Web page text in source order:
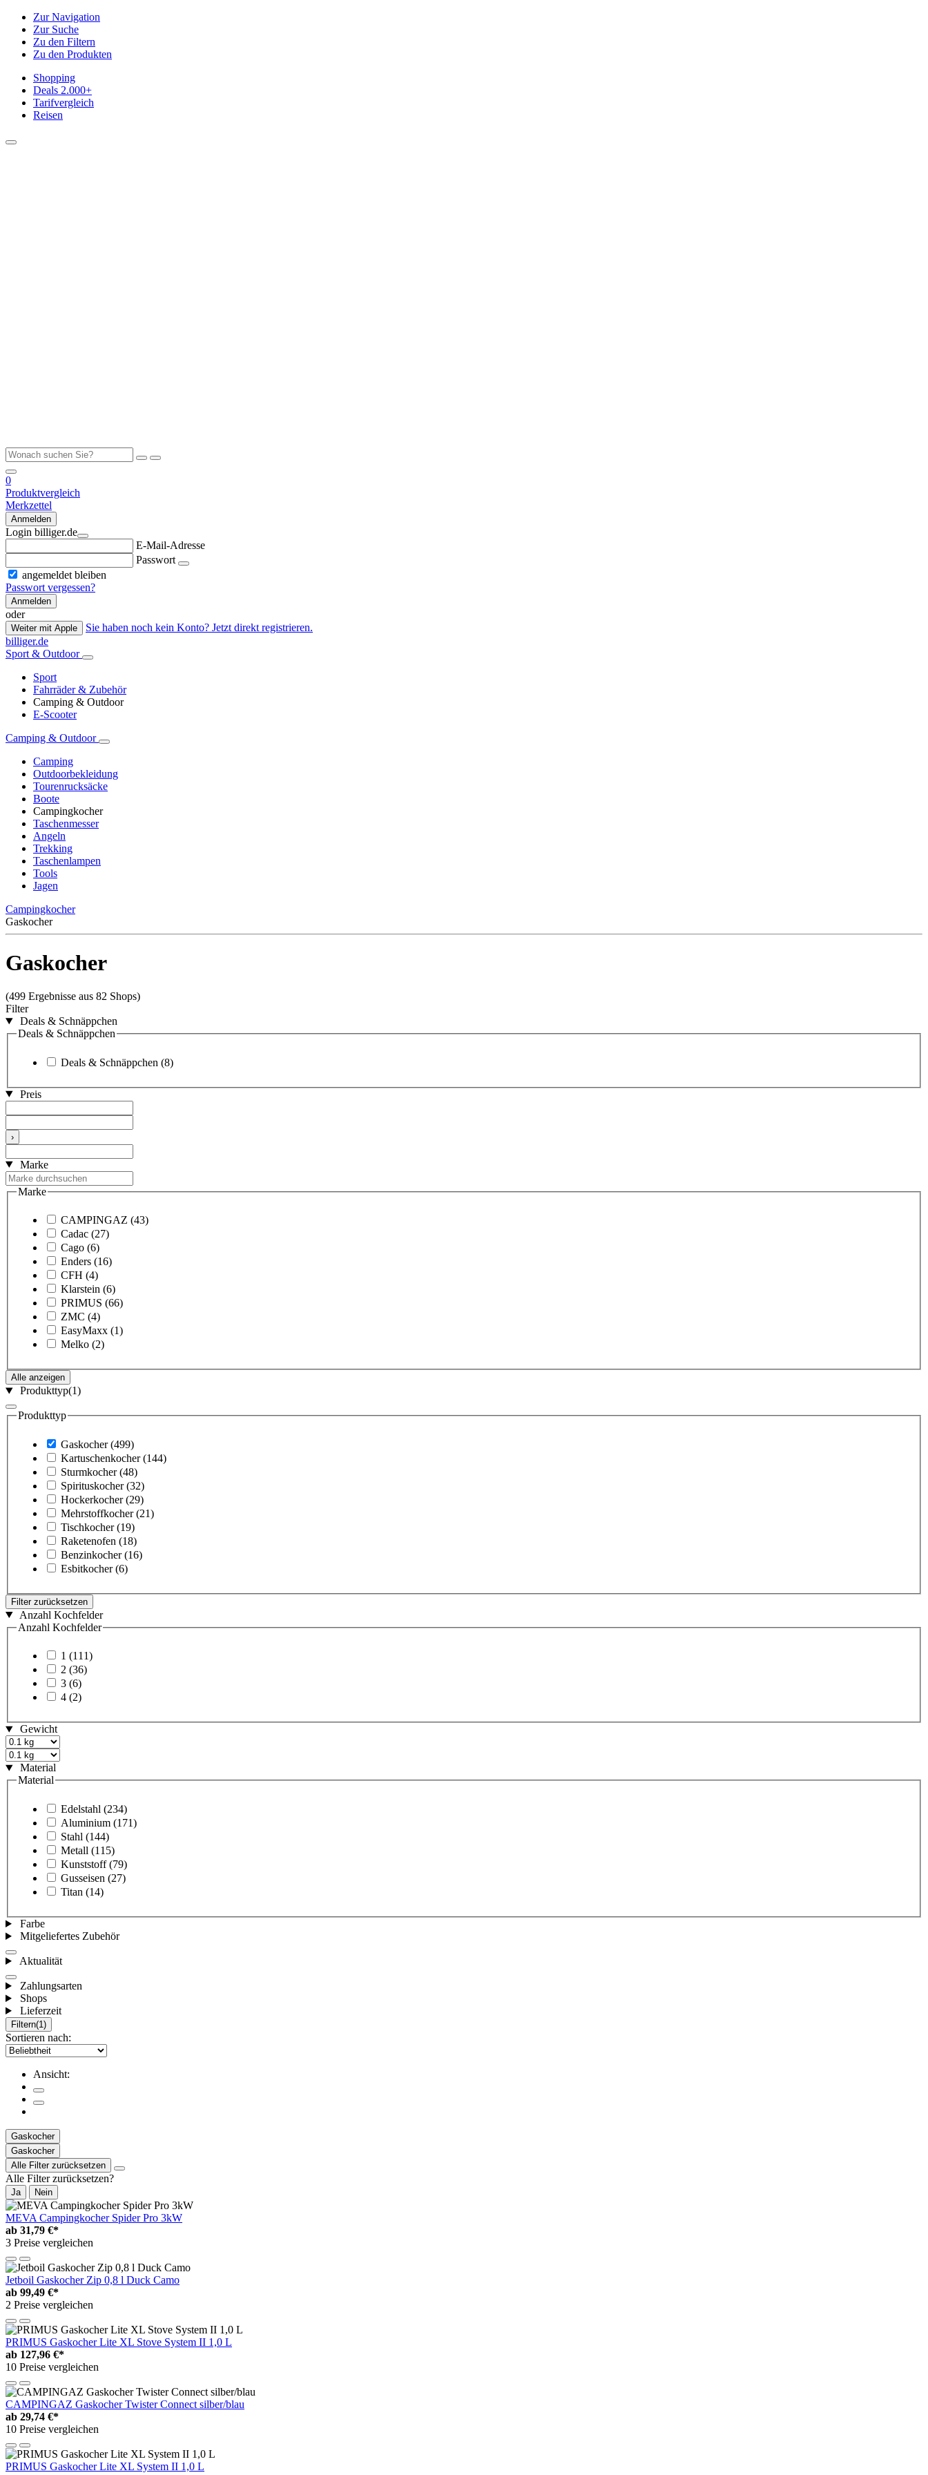
Zur Navigation
Zur Suche
Zu den Filtern
Zu den Produkten
Shopping
Deals 2.000+
Tarifvergleich
Reisen
0
Produktvergleich
Merkzettel
Anmelden
Login billiger.de
E-Mail-Adresse
Passwort
angemeldet bleiben
Passwort vergessen?
Anmelden
oder
Weiter mit Apple
Sie haben noch kein Konto? Jetzt direkt registrieren.
billiger.de
Sport & Outdoor
Sport
Fahrräder & Zubehör
Camping & Outdoor
E-Scooter
Camping & Outdoor
Camping
Outdoorbekleidung
Tourenrucksäcke
Boote
Campingkocher
Taschenmesser
Angeln
Trekking
Taschenlampen
Tools
Jagen
Campingkocher
Gaskocher
Gaskocher
(499 Ergebnisse aus 82 Shops)
Filter
Deals & Schnäppchen
Deals & Schnäppchen
Deals & Schnäppchen (8)
Preis
›
Marke
Marke
CAMPINGAZ (43)
Cadac (27)
Cago (6)
Enders (16)
CFH (4)
Klarstein (6)
PRIMUS (66)
ZMC (4)
EasyMaxx (1)
Melko (2)
Alle anzeigen
Produkttyp(1)
Produkttyp
Gaskocher (499)
Kartuschenkocher (144)
Sturmkocher (48)
Spirituskocher (32)
Hockerkocher (29)
Mehrstoffkocher (21)
Tischkocher (19)
Raketenofen (18)
Benzinkocher (16)
Esbitkocher (6)
Filter zurücksetzen
Anzahl Kochfelder
Anzahl Kochfelder
1 (111)
2 (36)
3 (6)
4 (2)
Gewicht
Material
Material
Edelstahl (234)
Aluminium (171)
Stahl (144)
Metall (115)
Kunststoff (79)
Gusseisen (27)
Titan (14)
Farbe
Mitgeliefertes Zubehör
Aktualität
Zahlungsarten
Shops
Lieferzeit
Filtern(1)
Sortieren nach:
Ansicht:
Gaskocher
Gaskocher
Alle Filter zurücksetzen
Alle Filter zurücksetzen?
Ja Nein
MEVA Campingkocher Spider Pro 3kW
ab 31,79 €*
3 Preise vergleichen
Jetboil Gaskocher Zip 0,8 l Duck Camo
ab 99,49 €*
2 Preise vergleichen
PRIMUS Gaskocher Lite XL Stove System II 1,0 L
ab 127,96 €*
10 Preise vergleichen
CAMPINGAZ Gaskocher Twister Connect silber/blau
ab 29,74 €*
10 Preise vergleichen
PRIMUS Gaskocher Lite XL System II 1,0 L